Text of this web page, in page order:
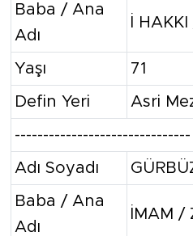
Baba / Ana
Adı
İ
Yaşı 71
Defin Yeri Asri
-------------------------------
Adı Soyadı
Baba / Ana
Adı
İMAM /